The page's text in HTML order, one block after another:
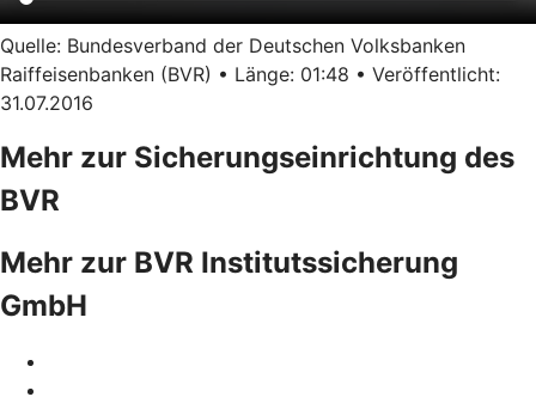
Quelle: Bundesverband der Deutschen Volksbanken
Raiffeisenbanken (BVR) • Länge: 01:48 • Veröffentlicht:
31.07.2016
Mehr zur Sicherungseinrichtung des
BVR
Mehr zur BVR Institutssicherung
GmbH